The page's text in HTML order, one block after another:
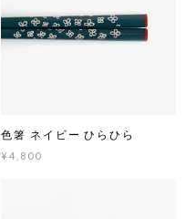
色箸 ネイビー ひらひら
¥4,800